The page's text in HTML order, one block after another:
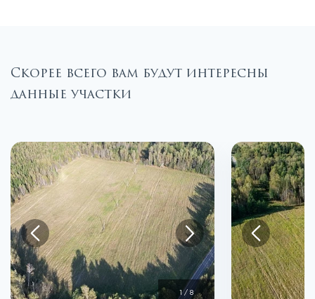
Скорее всего вам будут интересны
данные участки
1/ 8